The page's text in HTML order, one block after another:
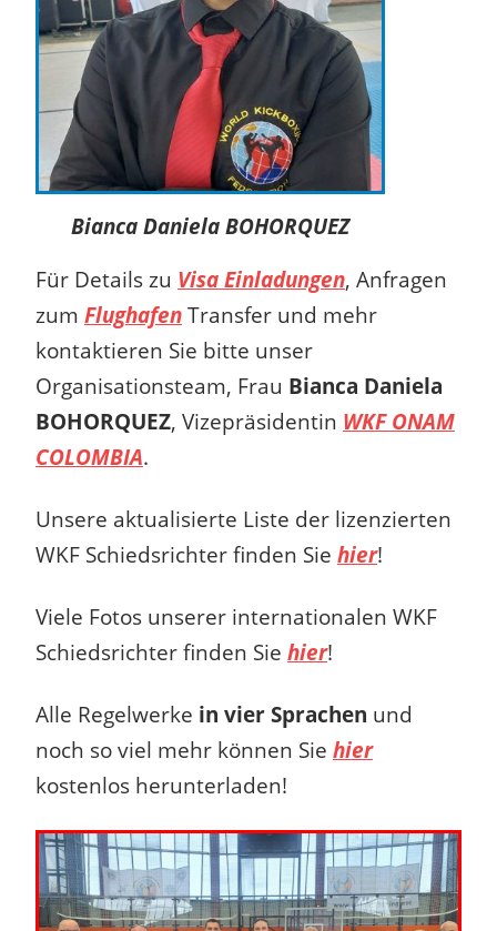
Bianca Daniela BOHORQUEZ
Für Details zu Visa Einladungen, Anfragen
zum Flughafen Transfer und mehr
kontaktieren Sie bitte unser
Organisationsteam, Frau Bianca Daniela
BOHORQUEZ, Vizepräsidentin WKF ONAM
COLOMBIA.
Unsere aktualisierte Liste der lizenzierten
WKF Schiedsrichter finden Sie hier!
Viele Fotos unserer internationalen WKF
Schiedsrichter finden Sie hier!
Alle Regelwerke in vier Sprachen und
noch so viel mehr können Sie hier
kostenlos herunterladen!